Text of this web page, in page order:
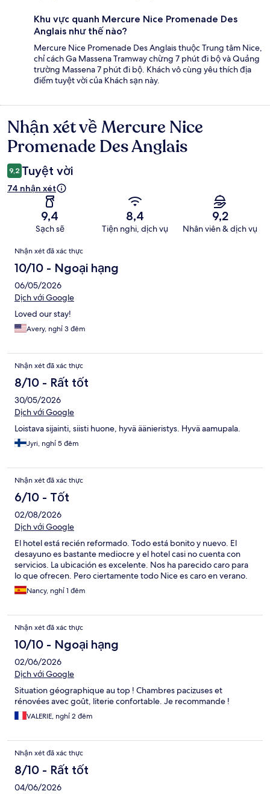
Khu vực quanh Mercure Nice Promenade Des
Anglais như thế nào?
Mercure Nice Promenade Des Anglais thuộc Trung tâm Nice,
chỉ cách Ga Massena Tramway chừng 7 phút đi bộ và Quảng
trường Massena 7 phút đi bộ. Khách vô cùng yêu thích địa
điểm tuyệt vời của Khách sạn này.
Nhận
xét
Nhận xét về Mercure Nice
Promenade Des Anglais
9,2 Tuyệt vời
74 nhận xét
9,4
Sạch sẽ
8,4
Tiện nghi, dịch vụ
9,2
Nhân viên & dịch vụ
Nhận
xét
Nhận xét đã xác thực
10/10 - Ngoại hạng
06/05/2026
Dịch với Google
Loved our stay!
Avery, nghỉ 3 đêm
Nhận xét đã xác thực
8/10 - Rất tốt
30/05/2026
Dịch với Google
Loistava sijainti, siisti huone, hyvä äänieristys. Hyvä aamupala.
Jyri, nghỉ 5 đêm
Nhận xét đã xác thực
6/10 - Tốt
02/08/2026
Dịch với Google
El hotel está recién reformado. Todo está bonito y nuevo. El
desayuno es bastante mediocre y el hotel casi no cuenta con
servicios. La ubicación es excelente. Nos ha parecido caro para
lo que ofrecen. Pero ciertamente todo Nice es caro en verano.
Nancy, nghỉ 1 đêm
Nhận xét đã xác thực
10/10 - Ngoại hạng
02/06/2026
Dịch với Google
Situation géographique au top ! Chambres pacizuses et
rénovées avec goût, literie confortable. Je recommande !
VALERIE, nghỉ 2 đêm
Nhận xét đã xác thực
8/10 - Rất tốt
04/06/2026